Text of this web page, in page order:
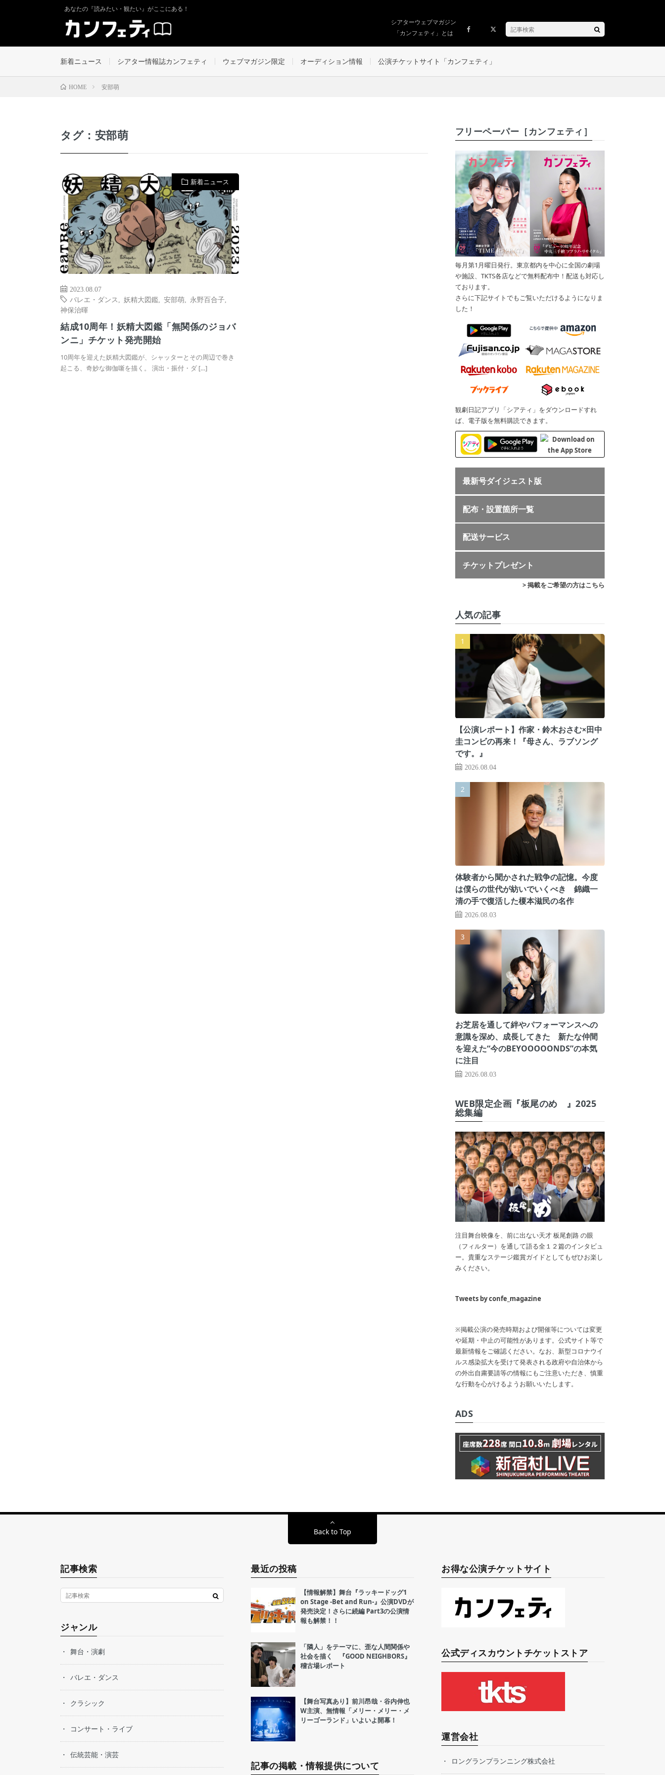
あなたの『読みたい・観たい』がここにある！
シアターウェブマガジン
「カンフェティ」とは
新着ニュース シアター情報誌カンフェティ ウェブマガジン限定 オーディション情報 公演チケットサイト「カンフェティ」
HOME 安部萌
タグ：安部萌
新着ニュース
2023.08.07
バレエ・ダンス
妖精大図鑑 安部萌 永野百合子
神保治暉
結成10周年！妖精大図鑑「無関係のジョバ
ンニ」チケット発売開始
10周年を迎えた妖精大図鑑が、シャッターとその周辺で巻き
起こる、奇妙な御伽噺を描く。 演出・振付・ダ […]
フリーペーパー［カンフェティ］
毎月第1月曜日発行。東京都内を中心に全国の劇場
や施設、TKTS各店などで無料配布中！配送も対応し
ております。
さらに下記サイトでもご覧いただけるようになりま
した！
観劇日記アプリ「シアティ」をダウンロードすれ
ば、電子版を無料購読できます。
最新号ダイジェスト版
配布・設置箇所一覧
配送サービス
チケットプレゼント
> 掲載をご希望の方はこちら
人気の記事
【公演レポート】作家・鈴木おさむ×田中
圭コンビの再来！『母さん、ラブソング
です。』
2026.08.04
体験者から聞かされた戦争の記憶。今度
は僕らの世代が紡いでいくべき 錦織一
清の手で復活した榎本滋民の名作
2026.08.03
お芝居を通して絆やパフォーマンスへの
意識を深め、成長してきた 新たな仲間
を迎えた“今のBEYOOOOONDS”の本気
に注目
2026.08.03
WEB限定企画『板尾のめ゙』2025
総集編
注目舞台映像を、前に出ない天才 板尾創路 の眼
（フィルター）を通して語る全１２篇のインタビュ
ー。貴重なステージ鑑賞ガイドとしてもぜひお楽し
みください。
Tweets by confe_magazine
※掲載公演の発売時期および開催等については変更
や延期・中止の可能性があります。公式サイト等で
最新情報をご確認ください。なお、新型コロナウイ
ルス感染拡大を受けて発表される政府や自治体から
の外出自粛要請等の情報にもご注意いただき、慎重
な行動を心がけるようお願いいたします。
ADS
Back to Top
記事検索
ジャンル
舞台・演劇
バレエ・ダンス
クラシック
コンサート・ライブ
伝統芸能・演芸
最近の投稿
【情報解禁】舞台『ラッキードッグ1
on Stage -Bet and Run-』公演DVDが
発売決定！さらに続編 Part3の公演情
報も解禁！！
「隣人」をテーマに、歪な人間関係や
社会を描く 『GOOD NEIGHBORS』
稽古場レポート
【舞台写真あり】前川昂哉・谷内伸也
W主演、無情報「メリー・メリー・メ
リーゴーランド」いよいよ開幕！
記事の掲載・情報提供について
お得な公演チケットサイト
公式ディスカウントチケットストア
運営会社
ロングランプランニング株式会社